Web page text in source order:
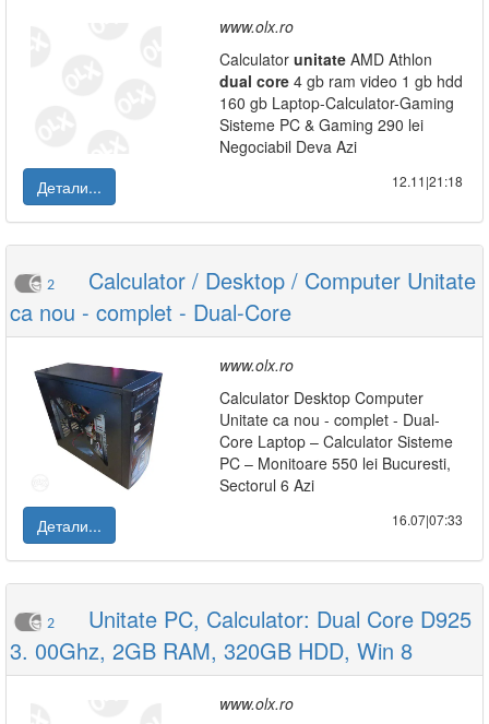
www.olx.ro
Calculator unitate AMD Athlon
dual core 4 gb ram video 1 gb hdd
160 gb Laptop-Calculator-Gaming
Sisteme PC & Gaming 290 lei
Negociabil Deva Azi
Детали...
12.11|21:18
2
Calculator / Desktop / Computer Unitate
ca nou - complet - Dual-Core
www.olx.ro
Calculator Desktop Computer
Unitate ca nou - complet - Dual-
Core Laptop – Calculator Sisteme
PC – Monitoare 550 lei Bucuresti,
Sectorul 6 Azi
Детали...
16.07|07:33
2
Unitate PC, Calculator: Dual Core D925
3. 00Ghz, 2GB RAM, 320GB HDD, Win 8
www.olx.ro